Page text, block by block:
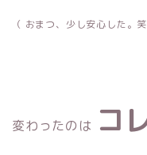
（ おまつ、少し安心した。笑
変わったのは コ